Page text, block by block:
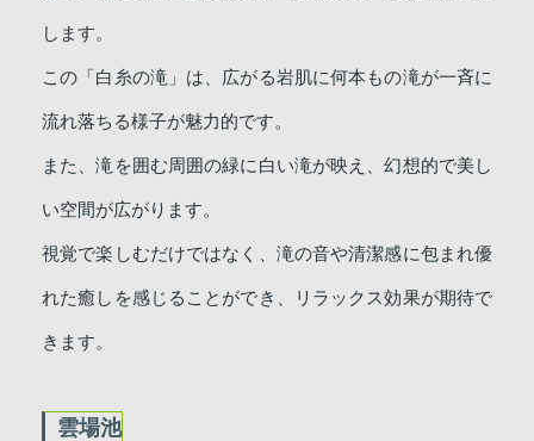
します。
この「白糸の滝」は、広がる岩肌に何本もの滝が一斉に
流れ落ちる様子が魅力的です。
また、滝を囲む周囲の緑に白い滝が映え、幻想的で美し
い空間が広がります。
視覚で楽しむだけではなく、滝の音や清潔感に包まれ優
れた癒しを感じることができ、リラックス効果が期待で
きます。
雲場池